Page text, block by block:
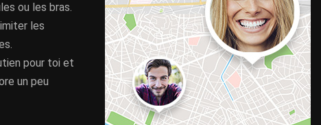
ou les bras.
les
pour toi et
un peu